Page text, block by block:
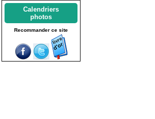
Calendriers
photos
Recommander ce site